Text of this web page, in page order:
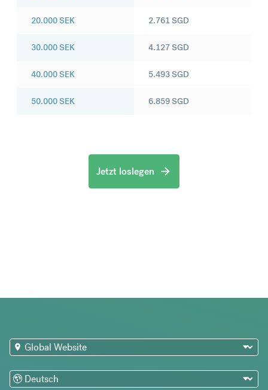
20.000SEK
30.000SEK
40.000SEK
50.000SEK
2.761SGD
4.127SGD
5.493SGD
6.859SGD
Jetzt loslegen